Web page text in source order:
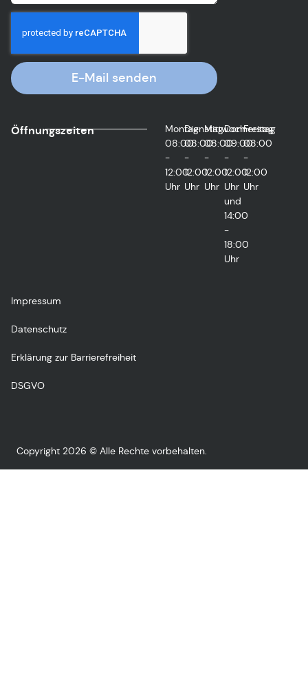
E-Mail senden
Öffnungszeiten
Montag
08:00
-
12:00
Uhr
Dienstag
08:00
-
12:00
Uhr
Mittwoch
08:00
-
12:00
Uhr
Donnerstag
09:00
-
12:00
Uhr
und
14:00
-
18:00
Uhr
Freitag
08:00
-
12:00
Uhr
Impressum
Datenschutz
Erklärung zur Barrierefreiheit
DSGVO
Copyright 2026 © Alle Rechte vorbehalten.